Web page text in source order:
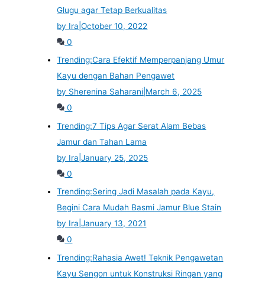
Glugu agar Tetap Berkualitas
by Ira |October 10, 2022
0
Trending:Cara Efektif Memperpanjang Umur
Kayu dengan Bahan Pengawet
by Sherenina Saharani March 6, 2025
0
Trending:7 Tips Agar Serat Alam Bebas
Jamur dan Tahan Lama
by Ira |January 25, 2025
0
Trending:Sering Jadi Masalah pada Kayu,
Begini Cara Mudah Basmi Jamur Blue Stain
by Ira |January 13, 2021
0
Trending:Rahasia Awet! Teknik Pengawetan
Kayu Sengon untuk Konstruksi Ringan yang